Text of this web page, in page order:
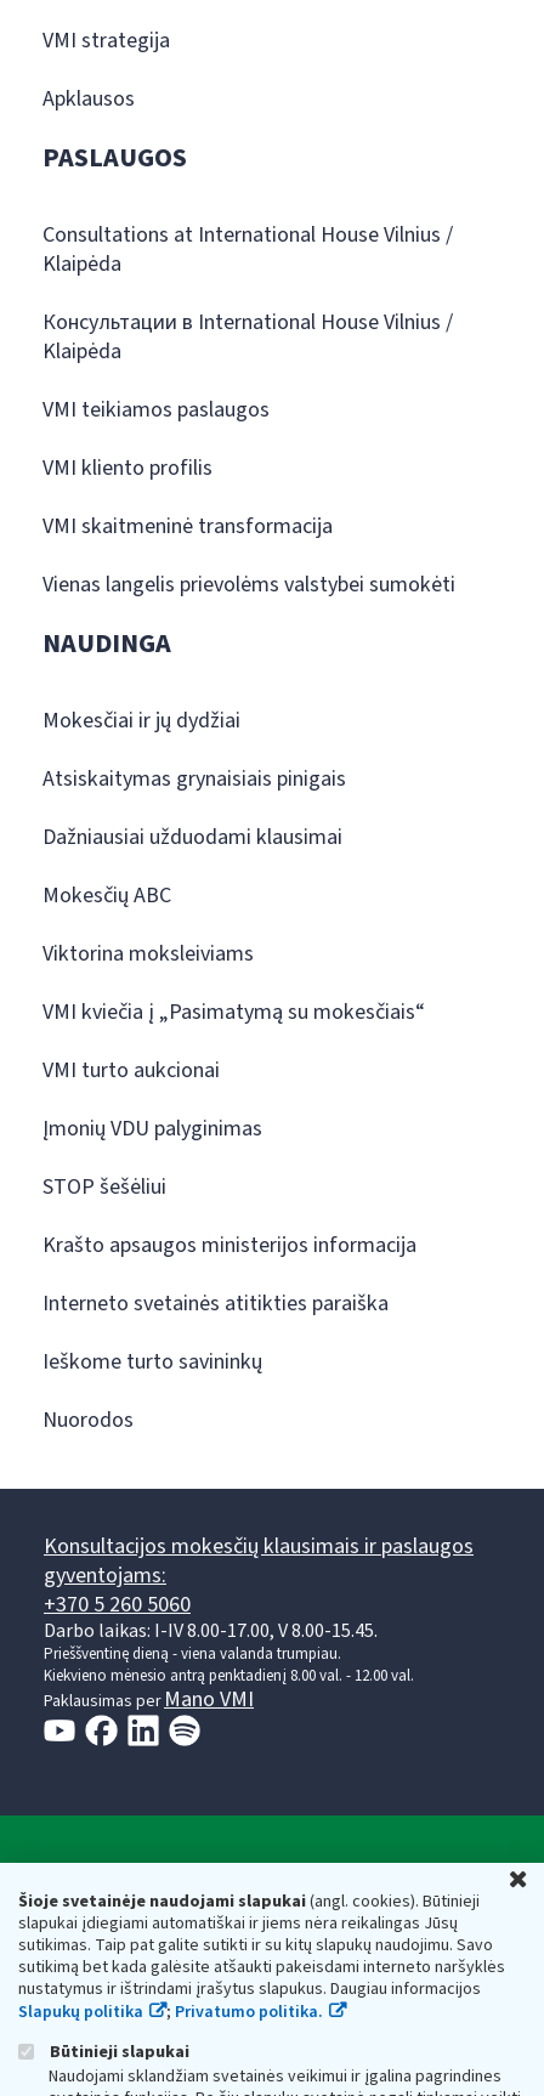
Šioje svetainėje naudojami slapukai(angl. cookies). Būtinieji
slapukai įdiegiami automatiškai ir jiems nėra reikalingas Jūsų
sutikimas. Taip pat galite sutikti ir su kitų slapukų naudojimu. Savo
sutikimą bet kada galėsite atšaukti pakeisdami interneto naršyklės
nustatymus ir ištrindami įrašytus slapukus. Daugiau informacijos
Slapukų politika
; Privatumo politika.
Būtinieji slapukai
Naudojami sklandžiam svetainės veikimui ir įgalina pagrindines
VMI strategija
Apklausos
PASLAUGOS
Consultations at International House Vilnius /
Klaipėda
Консультации в International House Vilnius /
Klaipėda
VMI teikiamos paslaugos
VMI kliento profilis
VMI skaitmeninė transformacija
Vienas langelis prievolėms valstybei sumokėti
NAUDINGA
Mokesčiai ir jų dydžiai
Atsiskaitymas grynaisiais pinigais
Dažniausiai užduodami klausimai
Mokesčių ABC
Viktorina moksleiviams
VMI kviečia į „Pasimatymą su mokesčiais“
VMI turto aukcionai
Įmonių VDU palyginimas
STOP šešėliui
Krašto apsaugos ministerijos informacija
Interneto svetainės atitikties paraiška
Ieškome turto savininkų
Nuorodos
Konsultacijos mokesčių klausimais ir paslaugos
gyventojams:
+370 5 260 5060
Darbo laikas: I-IV 8.00-17.00, V 8.00-15.45.
Prieššventinę dieną - viena valanda trumpiau.
Kiekvieno mėnesio antrą penktadienį 8.00 val. - 12.00 val.
Paklausimas per Mano VMI
Respublikos finansų ministerijos
Biudžetinė įstaiga. Juridinio asmens kodas — 188659752,
adresas: Vasario 16-osios g. 14, 01107 Vilnius, Lietuva, el.paštas:
vmi@vmi.lt, E. pristatymo dėžutės adresas 188659752
Duomenys apie Valstybinę mokesčių inspekciją prie Lietuvos
Respublikos finansų ministerijos kaupiami ir saugomi Juridinių